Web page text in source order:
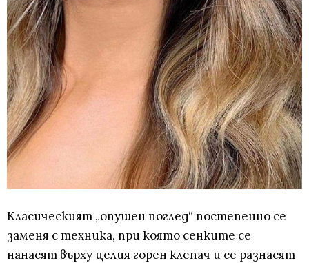
Класическият „опушен поглед“ постепенно се
заменя с техника, при която сенките се
нанасят върху целия горен клепач и се разнасят